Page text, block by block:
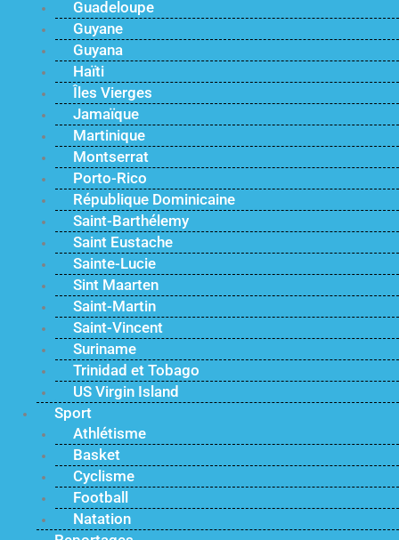
Guadeloupe
Guyane
Guyana
Haïti
Îles Vierges
Jamaïque
Martinique
Montserrat
Porto-Rico
République Dominicaine
Saint-Barthélemy
Saint Eustache
Sainte-Lucie
Sint Maarten
Saint-Martin
Saint-Vincent
Suriname
Trinidad et Tobago
US Virgin Island
Sport
Athlétisme
Basket
Cyclisme
Football
Natation